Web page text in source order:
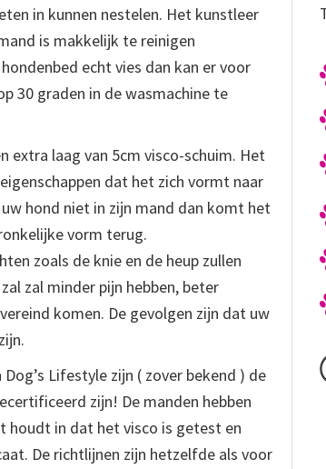
in kunnen nestelen. Het kunstleer
is makkelijk te reinigen
echt vies dan kan er voor
30 graden in de wasmachine te
extra laag van 5cm visco-schuim. Het
dat het zich vormt naar
hond niet in zijn mand dan komt het
vorm terug.
zoals de knie en de heup zullen
zal minder pijn hebben, beter
komen. De gevolgen zijn dat uw
Lifestyle zijn ( zover bekend ) de
zijn! De manden hebben
houdt in dat het visco is getest en
De richtlijnen zijn hetzelfde als voor